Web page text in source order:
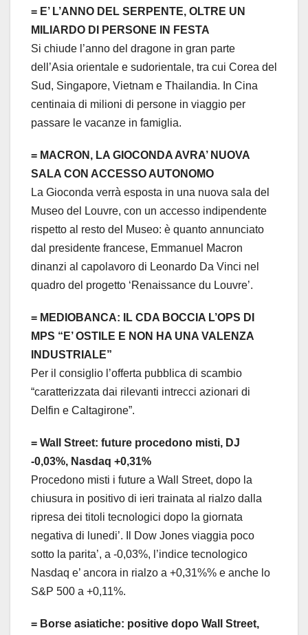
= E’ L’ANNO DEL SERPENTE, OLTRE UN
MILIARDO DI PERSONE IN FESTA
Si chiude l’anno del dragone in gran parte
dell’Asia orientale e sudorientale, tra cui Corea del
Sud, Singapore, Vietnam e Thailandia. In Cina
centinaia di milioni di persone in viaggio per
passare le vacanze in famiglia.
= MACRON, LA GIOCONDA AVRA’ NUOVA
SALA CON ACCESSO AUTONOMO
La Gioconda verrà esposta in una nuova sala del
Museo del Louvre, con un accesso indipendente
rispetto al resto del Museo: è quanto annunciato
dal presidente francese, Emmanuel Macron
dinanzi al capolavoro di Leonardo Da Vinci nel
quadro del progetto ‘Renaissance du Louvre’.
= MEDIOBANCA: IL CDA BOCCIA L’OPS DI
MPS “E’ OSTILE E NON HA UNA VALENZA
INDUSTRIALE”
Per il consiglio l’offerta pubblica di scambio
“caratterizzata dai rilevanti intrecci azionari di
Delfin e Caltagirone”.
= Wall Street: future procedono misti, DJ
-0,03%, Nasdaq +0,31%
Procedono misti i future a Wall Street, dopo la
chiusura in positivo di ieri trainata al rialzo dalla
ripresa dei titoli tecnologici dopo la giornata
negativa di lunedi’. Il Dow Jones viaggia poco
sotto la parita’, a -0,03%, l’indice tecnologico
Nasdaq e’ ancora in rialzo a +0,31%% e anche lo
S&P 500 a +0,11%.
= Borse asiatiche: positive dopo Wall Street,